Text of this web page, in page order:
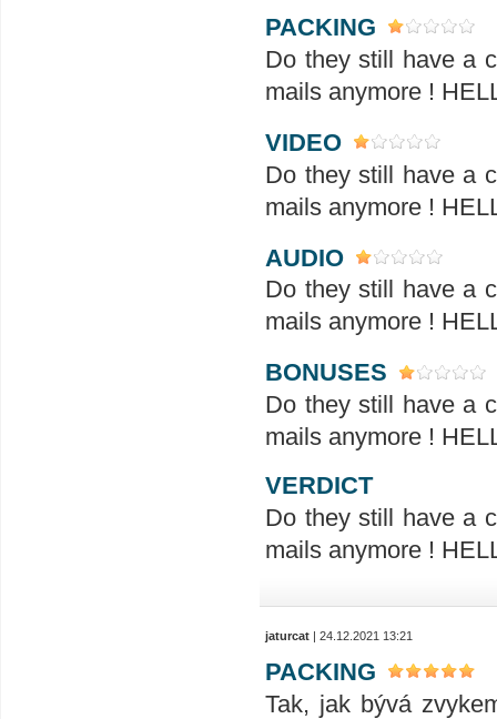
PACKING
Do they still have a
mails anymore !
VIDEO
Do they still have a
mails anymore !
AUDIO
Do they still have a
mails anymore !
BONUSES
Do they still have a
mails anymore !
VERDICT
Do they still have a
mails anymore !
jaturcat | 24.12.2021 13:21
PACKING
Tak, jak bývá